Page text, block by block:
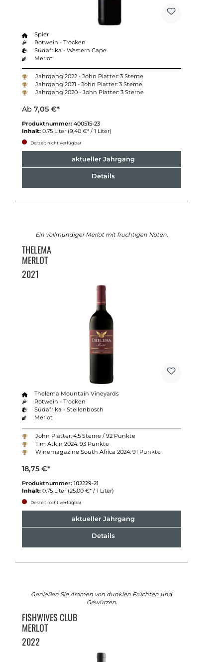
Spier
Rotwein - Trocken
Südafrika - Western Cape
Merlot
Jahrgang 2022 - John Platter: 3 Sterne
Jahrgang 2021 - John Platter: 3 Sterne
Jahrgang 2020 - John Platter: 3 Sterne
Ab 7,05 €*
Produktnummer: 400515-23
Inhalt: 0.75 Liter (9,40 €* / 1 Liter)
Derzeit nicht verfügbar
aktueller Jahrgang
Details
Ein vollmundiger Merlot mit fruchtigen Noten.
THELEMA
MERLOT
2021
Thelema Mountain Vineyards
Rotwein - Trocken
Südafrika - Stellenbosch
Merlot
John Platter: 4.5 Sterne / 92 Punkte
Tim Atkin 2024: 93 Punkte
Winemagazine South Africa 2024: 91 Punkte
18,75 €*
Produktnummer: 102229-21
Inhalt: 0.75 Liter (25,00 €* / 1 Liter)
Derzeit nicht verfügbar
aktueller Jahrgang
Details
Genießen Sie Aromen von dunklen Früchten und
Gewürzen.
FISHWIVES CLUB
MERLOT
2022